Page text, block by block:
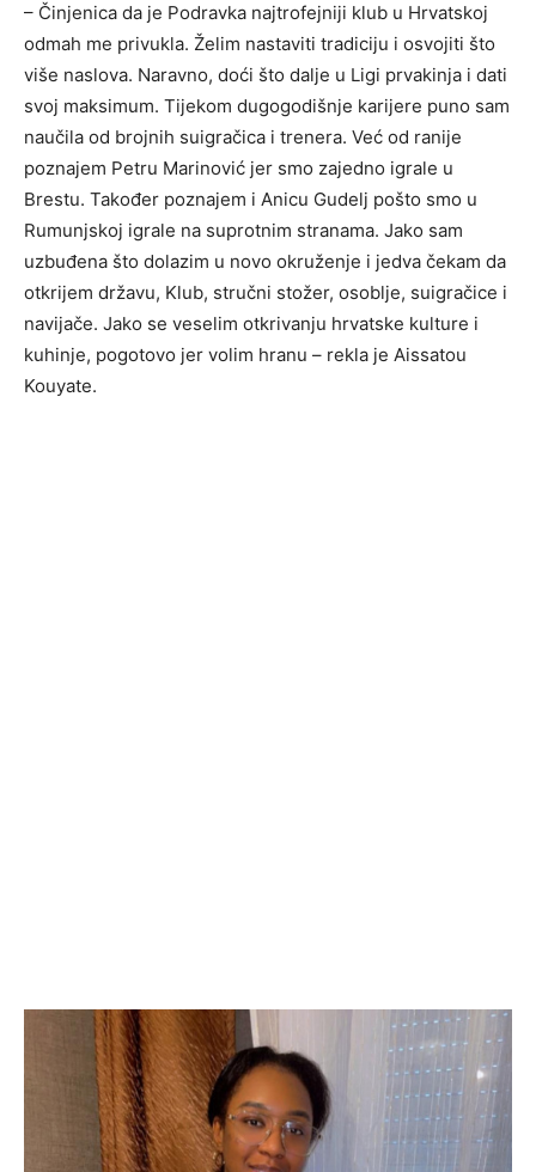
– Činjenica da je Podravka najtrofejniji klub u Hrvatskoj
odmah me privukla. Želim nastaviti tradiciju i osvojiti što
više naslova. Naravno, doći što dalje u Ligi prvakinja i dati
svoj maksimum. Tijekom dugogodišnje karijere puno sam
naučila od brojnih suigračica i trenera. Već od ranije
poznajem Petru Marinović jer smo zajedno igrale u
Brestu. Također poznajem i Anicu Gudelj pošto smo u
Rumunjskoj igrale na suprotnim stranama. Jako sam
uzbuđena što dolazim u novo okruženje i jedva čekam da
otkrijem državu, Klub, stručni stožer, osoblje, suigračice i
navijače. Jako se veselim otkrivanju hrvatske kulture i
kuhinje, pogotovo jer volim hranu – rekla je Aissatou
Kouyate.